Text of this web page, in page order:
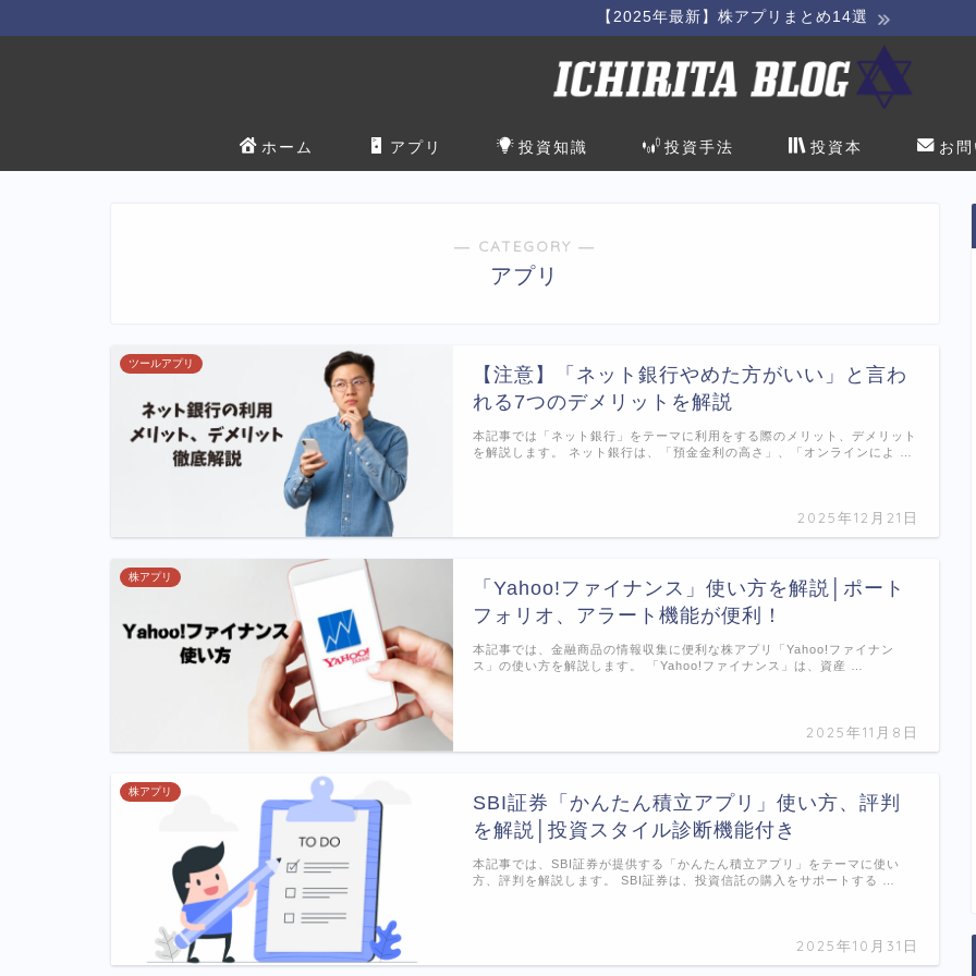
【2025年最新】株アプリまとめ14選
ホーム アプリ 投資知識 投資手法 投資本 お
― CATEGORY ―
アプリ
ツールアプリ
【注意】「ネット銀行やめた方がいい」と言わ
れる7つのデメリットを解説
2025年12月21日
本記事では「ネット銀行」をテーマに利用をする際のメリット、デメリット
を解説します。 ネット銀行は、「預金金利の高さ」、「オンラインによ …
株アプリ
「Yahoo!ファイナンス」使い方を解説│ポート
フォリオ、アラート機能が便利！
2025年11月8日
本記事では、金融商品の情報収集に便利な株アプリ「Yahoo!ファイナン
ス」の使い方を解説します。 「Yahoo!ファイナンス」は、資産 …
株アプリ
SBI証券「かんたん積立アプリ」使い方、評判
を解説│投資スタイル診断機能付き
2025年10月31日
本記事では、SBI証券が提供する「かんたん積立アプリ」をテーマに使い
方、評判を解説します。 SBI証券は、投資信託の購入をサポートする …